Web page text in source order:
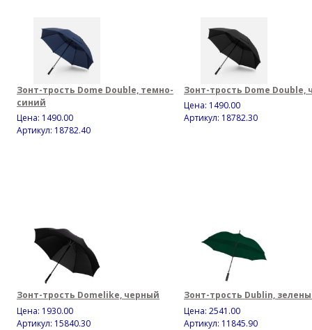
Зонт-трость Dome Double, темно-
синий
Цена: 1490.00
Артикул: 18782.40
Зонт-трость Dome Double,
Цена: 1490.00
Артикул: 18782.30
Зонт-трость Domelike, черный
Цена: 1930.00
Артикул: 15840.30
Зонт-трость Dublin,
Цена: 2541.00
Артикул: 11845.90